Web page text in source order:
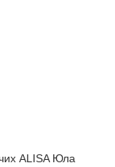
ALISA Юла